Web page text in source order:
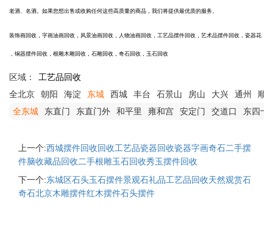
老酒、名酒。如果您想出售或收购任何这些高质量的商品，我们将提供最优质的服务。
装饰画回收，字画油画回收，风景油画回收，人物油画回收，工艺品摆件回收，艺术品摆件回收，瓷器花
，铜器摆件回收，根雕木雕回收，石雕回收，奇石回收，玉石回收
区域：
全北京
朝阳 海淀 东城 西城 丰台 石景山 房山 大兴 通州
顺
全东城
东直门 东直门外 和平里 雍和宫 安定门 交道口 东四十
工艺品回收
上一个:西城摆件回收回收工艺品瓷器回收瓷器字画奇石二手摆
件脑收藏品回收二手根雕玉石回收秀玉摆件回收
下一个:东城区石头玉石摆件景观石礼品工艺品回收天然观赏石
奇石北京木雕摆件红木摆件石头摆件